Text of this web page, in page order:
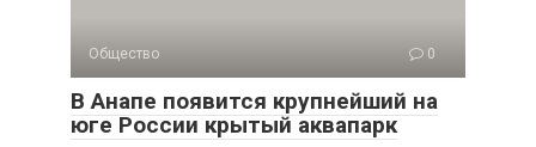
Общество 0
В Анапе появится крупнейший на
юге России крытый аквапарк